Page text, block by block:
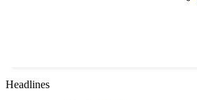
Headlines